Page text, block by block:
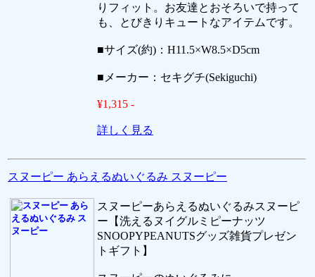
りフィット。お友達とおそろいで持って
も、とびきりキュートなアイテムです。
■サイズ(約)：H11.5×W8.5×D5cm
■メーカー：セキグチ(Sekiguchi)
¥1,315 -
詳しく見る
スヌーピー あらえるぬいぐるみ スヌーピー
スヌーピーあらえるぬいぐるみスヌーピ
ー【洗えるヌイグルミピーナッツ
SNOOPYPEANUTSグッズ雑貨プレゼン
トギフト】